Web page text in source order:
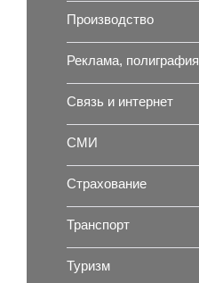
Производство
Реклама, полиграфия
Связь и интернет
СМИ
Страхование
Транспорт
Туризм